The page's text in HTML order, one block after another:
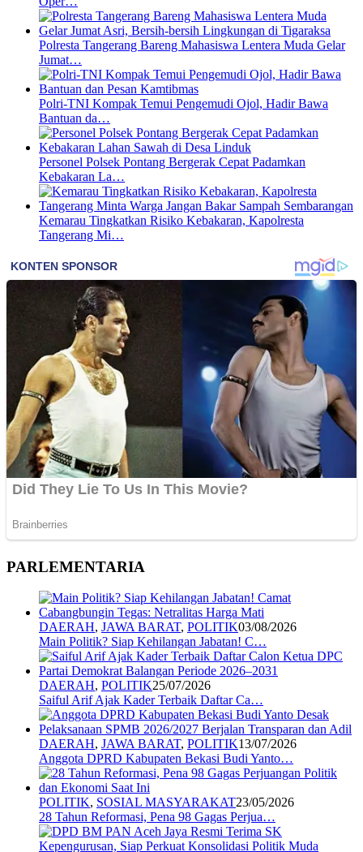
Polresta Tangerang Bareng Mahasiswa Lentera Muda Gelar
Jumat…
Polri-TNI Kompak Temui Pengemudi Ojol, Hadir Bawa
Bantuan da…
Personel Polsek Pontang Bergerak Cepat Padamkan
Kebakaran La…
Kemarau Tingkatkan Risiko Kebakaran, Kapolresta
Tangerang Mi…
PARLEMENTARIA
DAERAH, JAWA BARAT, POLITIK03/08/2026
Main Politik? Siap Kehilangan Jabatan! C…
DAERAH, POLITIK25/07/2026
Saiful Arif Ajak Kader Terbaik Daftar Ca…
DAERAH, JAWA BARAT, POLITIK13/07/2026
Anggota DPRD Kabupaten Bekasi Budi Yanto…
POLITIK, SOSIAL MASYARAKAT23/05/2026
28 Tahun Reformasi, Pena 98 Gagas Perjua…